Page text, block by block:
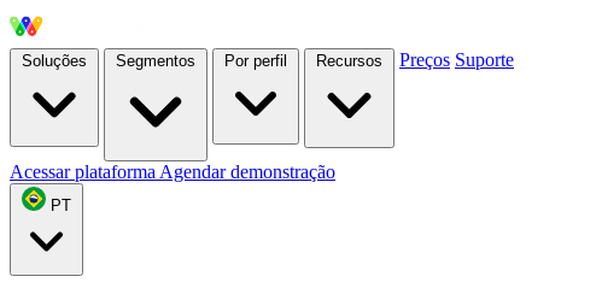
Soluções Segmentos Por perfil Recursos Preços Suporte
Acessar plataforma Agendar demonstração
PT